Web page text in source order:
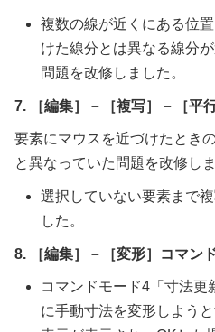
複数の線が近くにある位
けた線分とは異なる線分
問題を改修しました。
7. ［編集］－［複写］－［平
要素にマウスを近づけたとき
と異なっていた問題を改修しま
選択していない要素まで
した。
8. ［編集］－［変形］コマン
コマンドモード4「寸法更
に手動寸法を変形しよう